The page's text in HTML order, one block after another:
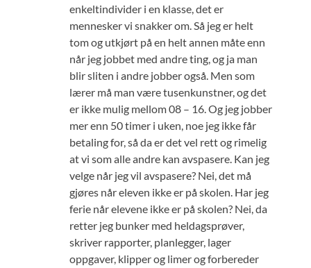
enkeltindivider i en klasse, det er
mennesker vi snakker om. Så jeg er helt
tom og utkjørt på en helt annen måte enn
når jeg jobbet med andre ting, og ja man
blir sliten i andre jobber også. Men som
lærer må man være tusenkunstner, og det
er ikke mulig mellom 08 – 16. Og jeg jobber
mer enn 50 timer i uken, noe jeg ikke får
betaling for, så da er det vel rett og rimelig
at vi som alle andre kan avspasere. Kan jeg
velge når jeg vil avspasere? Nei, det må
gjøres når eleven ikke er på skolen. Har jeg
ferie når elevene ikke er på skolen? Nei, da
retter jeg bunker med heldagsprøver,
skriver rapporter, planlegger, lager
oppgaver, klipper og limer og forbereder